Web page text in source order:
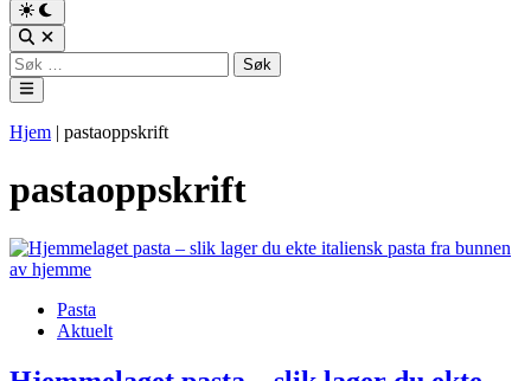
Switch
to
dark
mode
Open
Search
Søk
etter:
Main
Menu
Hjem | pastaoppskrift
pastaoppskrift
PostedPasta
Aktuelt